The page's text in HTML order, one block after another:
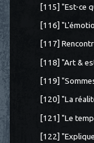
[115] "Est-ce
[116]
[117]
[118] "Art &
[119]
[120] "La
[121] "Le
[122]